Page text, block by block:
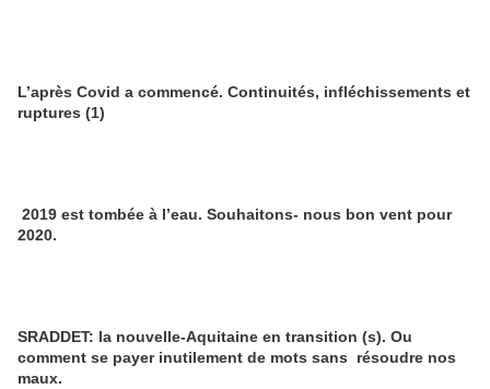
L’après Covid a commencé. Continuités, infléchissements et
ruptures (1)
2019 est tombée à l’eau. Souhaitons- nous bon vent pour
2020.
SRADDET: la nouvelle-Aquitaine en transition (s). Ou
comment se payer inutilement de mots sans résoudre nos
maux.